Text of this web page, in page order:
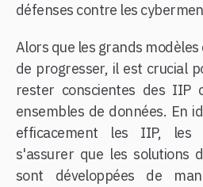
défenses contre les
​Alors que les grands
de progresser, il est crucial
rester conscientes des IIP
ensembles de données. En
efficacement les IIP, les
s'assurer que les solutions
sont développées de